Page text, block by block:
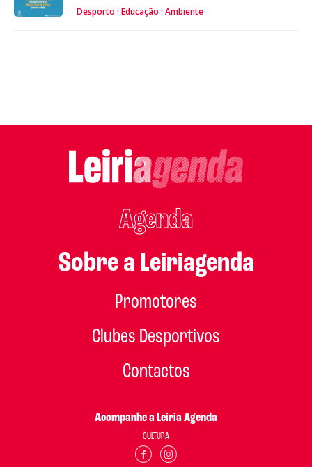
Desporto Educação Ambiente
Agenda
Sobre a Leiriagenda
Promotores
Clubes Desportivos
Contactos
Acompanhe a Leiria Agenda
CULTURA